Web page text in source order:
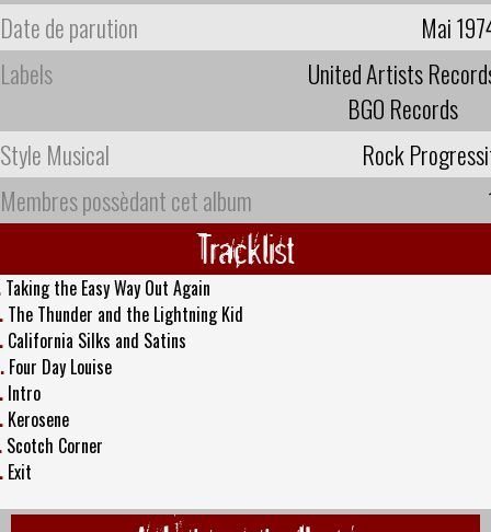
Date de parution
Mai
Labels
United Artists
BGO Records
Style Musical
Rock
Membres possèdant cet album
Tracklist
Taking the Easy Way Out Again
The Thunder and the Lightning Kid
California Silks and Satins
Four Day Louise
Intro
Kerosene
Scotch Corner
Exit